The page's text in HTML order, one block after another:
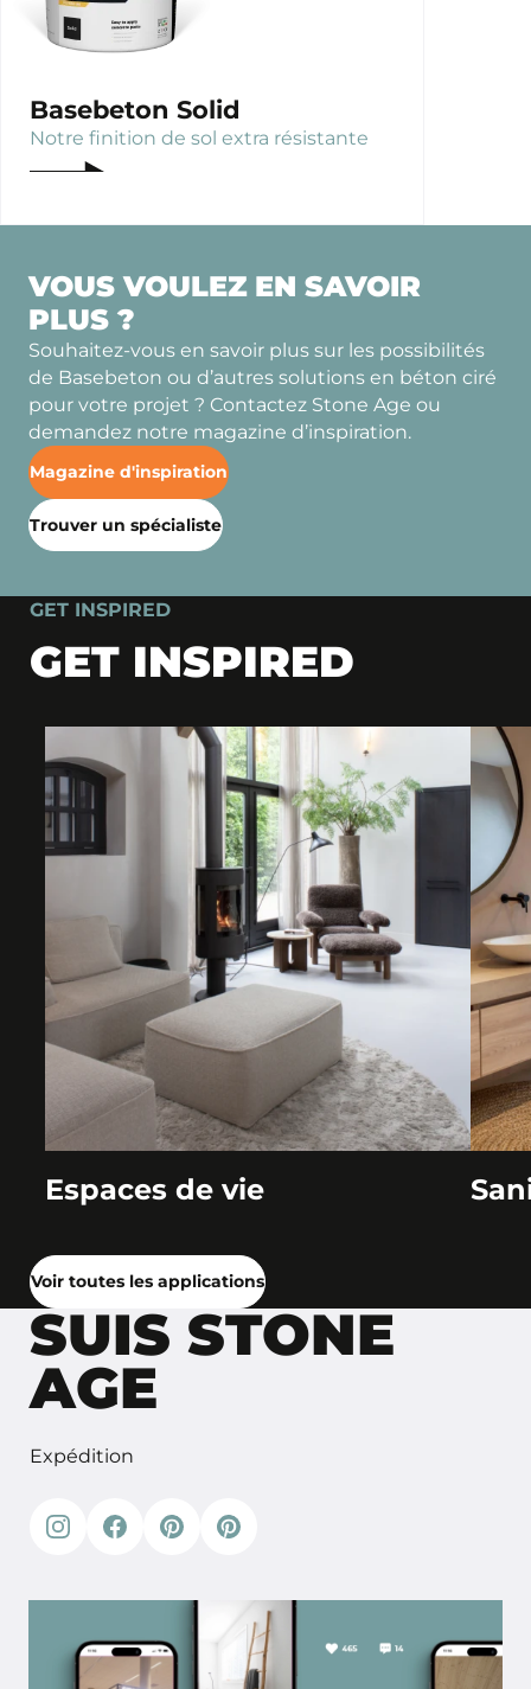
Basebeton Solid
Notre finition de sol extra résistante
VOUS VOULEZ EN SAVOIR
PLUS ?
Souhaitez-vous en savoir plus sur les possibilités
de Basebeton ou d’autres solutions en béton ciré
pour votre projet ? Contactez Stone Age ou
demandez notre magazine d’inspiration.
Magazine d'inspiration
Trouver un spécialiste
GET INSPIRED
GET INSPIRED
Espaces de vie
Voir toutes les applications
SUIS STONE
AGE
Expédition